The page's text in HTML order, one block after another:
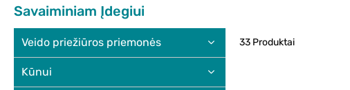
Savaiminiam Įdegiui
Veido priežiūros priemonės
Kūnui
33 Produktai